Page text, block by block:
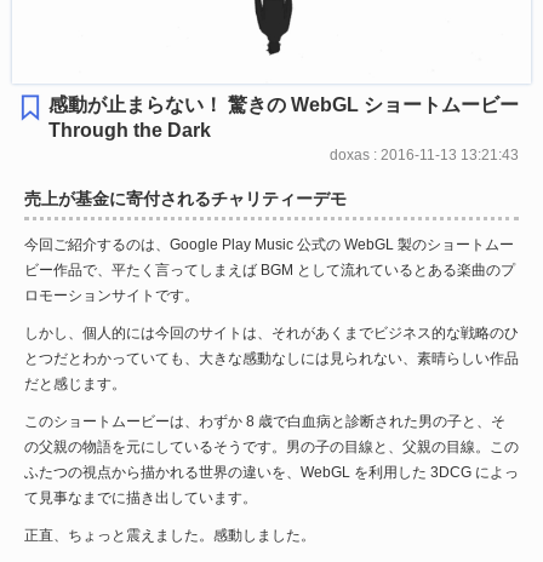
感動が止まらない！ 驚きの WebGL ショートムービー
Through the Dark
doxas : 2016-11-13 13:21:43
売上が基金に寄付されるチャリティーデモ
今回ご紹介するのは、Google Play Music 公式の WebGL 製のショートムー
ビー作品で、平たく言ってしまえば BGM として流れているとある楽曲のプ
ロモーションサイトです。
しかし、個人的には今回のサイトは、それがあくまでビジネス的な戦略のひ
とつだとわかっていても、大きな感動なしには見られない、素晴らしい作品
だと感じます。
このショートムービーは、わずか 8 歳で白血病と診断された男の子と、そ
の父親の物語を元にしているそうです。男の子の目線と、父親の目線。この
ふたつの視点から描かれる世界の違いを、WebGL を利用した 3DCG によっ
て見事なまでに描き出しています。
正直、ちょっと震えました。感動しました。